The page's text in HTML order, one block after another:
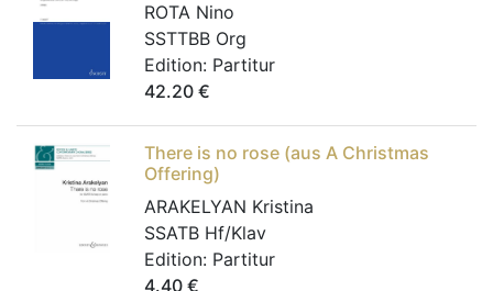
ROTA Nino
SSTTBB Org
Edition: Partitur
42.20 €
There is no rose (aus A Christmas
Offering)
ARAKELYAN Kristina
SSATB Hf/Klav
Edition: Partitur
4.40 €